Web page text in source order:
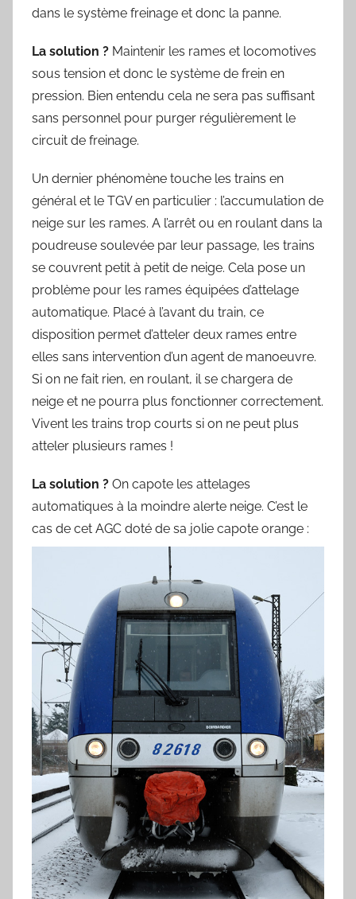
dans le système freinage et donc la panne.
La solution ? Maintenir les rames et locomotives
sous tension et donc le système de frein en
pression. Bien entendu cela ne sera pas suffisant
sans personnel pour purger régulièrement le
circuit de freinage.
Un dernier phénomène touche les trains en
général et le TGV en particulier : l’accumulation de
neige sur les rames. A l’arrêt ou en roulant dans la
poudreuse soulevée par leur passage, les trains
se couvrent petit à petit de neige. Cela pose un
problème pour les rames équipées d’attelage
automatique. Placé à l’avant du train, ce
disposition permet d’atteler deux rames entre
elles sans intervention d’un agent de manoeuvre.
Si on ne fait rien, en roulant, il se chargera de
neige et ne pourra plus fonctionner correctement.
Vivent les trains trop courts si on ne peut plus
atteler plusieurs rames !
La solution ? On capote les attelages
automatiques à la moindre alerte neige. C’est le
cas de cet AGC doté de sa jolie capote orange :